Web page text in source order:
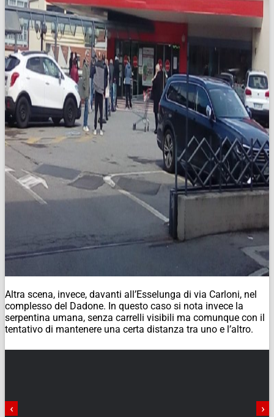
Altra scena, invece, davanti all’Esselunga di via Carloni, nel
complesso del Dadone. In questo caso si nota invece la
serpentina umana, senza carrelli visibili ma comunque con il
tentativo di mantenere una certa distanza tra uno e l’altro.
‹ ›